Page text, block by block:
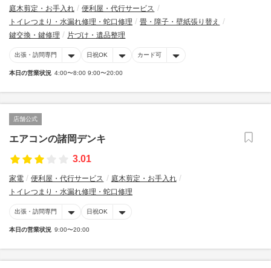
庭木剪定・お手入れ
便利屋・代行サービス
トイレつまり・水漏れ修理・蛇口修理
畳・障子・壁紙張り替え
鍵交換・鍵修理
片づけ・遺品整理
出張・訪問専門 日祝OK カード可
本日の営業状況 4:00〜8:00 9:00〜20:00
店舗公式
エアコンの諸岡デンキ
3.01
家電 便利屋・代行サービス
庭木剪定・お手入れ
トイレつまり・水漏れ修理・蛇口修理
出張・訪問専門 日祝OK
本日の営業状況 9:00〜20:00